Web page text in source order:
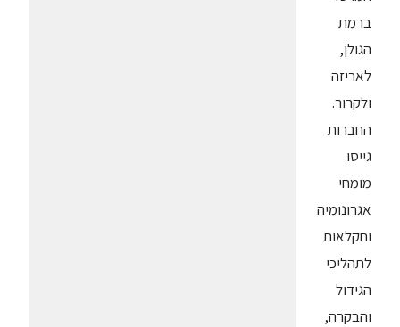
ברמת
הגולן,
לאריזה
ולקרור.
החברות
גייסו
מומחי
אגרונומיה
וחקלאות
לתהליכי
הגידול
והבקרה,